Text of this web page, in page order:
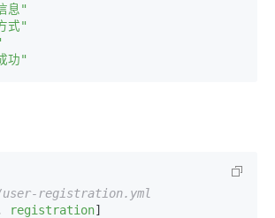
息"
式"
功"
registration.yml
registration